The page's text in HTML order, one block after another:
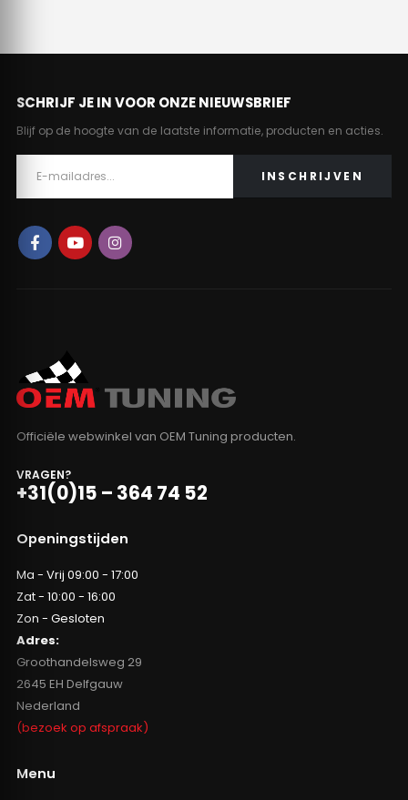
SCHRIJF JE IN VOOR ONZE NIEUWSBRIEF
Blijf op de hoogte van de laatste informatie, producten en acties.
Officiële webwinkel van OEM Tuning producten.
VRAGEN?
+31(0)15 – 364 74 52
Openingstijden
Ma - Vrij 09:00 - 17:00
Zat - 10:00 - 16:00
Zon - Gesloten
Adres:
Groothandelsweg 29
2645 EH Delfgauw
Nederland
(bezoek op afspraak)
Menu